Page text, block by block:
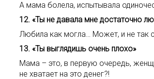
А мама болела, испытывала
12. «Ты не давала мне достаточно
Любила как могла… Может, и не так
13. «Ты выглядишь очень плохо»
Мама – это, в первую очередь,
не хватает на это денег?!